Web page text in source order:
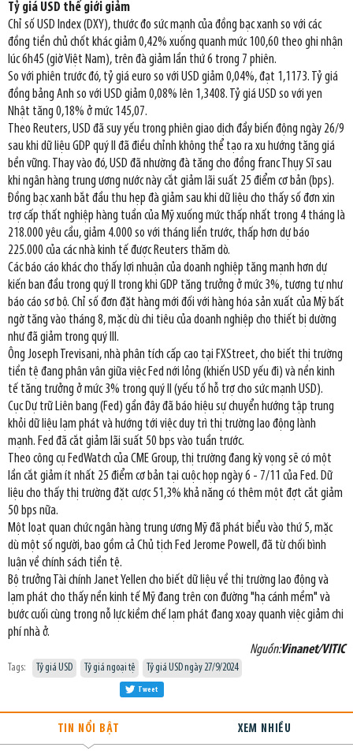
Tỷ giá USD thế giới giảm
Chỉ số USD Index (DXY), thước đo sức mạnh của đồng bạc xanh so với các
đồng tiền chủ chốt khác giảm 0,42% xuống quanh mức 100,60 theo ghi nhận
lúc 6h45 (giờ Việt Nam), trên đà giảm lần thứ 6 trong 7 phiên.
So với phiên trước đó, tỷ giá euro so với USD giảm 0,04%, đạt 1,1173. Tỷ giá
đồng bảng Anh so với USD giảm 0,08% lên 1,3408. Tỷ giá USD so với yen
Nhật tăng 0,18% ở mức 145,07.
Theo Reuters, USD đã suy yếu trong phiên giao dịch đầy biến động ngày 26/9
sau khi dữ liệu GDP quý II đã điều chỉnh không thể tạo ra xu hướng tăng giá
bền vững. Thay vào đó, USD đã nhường đà tăng cho đồng franc Thụy Sĩ sau
khi ngân hàng trung ương nước này cắt giảm lãi suất 25 điểm cơ bản (bps).
Đồng bạc xanh bắt đầu thu hẹp đà giảm sau khi dữ liệu cho thấy số đơn xin
trợ cấp thất nghiệp hàng tuần của Mỹ xuống mức thấp nhất trong 4 tháng là
218.000 yêu cầu, giảm 4.000 so với tháng liền trước, thấp hơn dự báo
225.000 của các nhà kinh tế được Reuters thăm dò.
Các báo cáo khác cho thấy lợi nhuận của doanh nghiệp tăng mạnh hơn dự
kiến ban đầu trong quý II trong khi GDP tăng trưởng ở mức 3%, tương tự như
báo cáo sơ bộ. Chỉ số đơn đặt hàng mới đối với hàng hóa sản xuất của Mỹ bất
ngờ tăng vào tháng 8, mặc dù chi tiêu của doanh nghiệp cho thiết bị dường
như đã giảm trong quý III.
Ông Joseph Trevisani, nhà phân tích cấp cao tại FXStreet, cho biết thị trường
tiền tệ đang phân vân giữa việc Fed nới lỏng (khiến USD yếu đi) và nền kinh
tế tăng trưởng ở mức 3% trong quý II (yếu tố hỗ trợ cho sức mạnh USD).
Cục Dự trữ Liên bang (Fed) gần đây đã báo hiệu sự chuyển hướng tập trung
khỏi dữ liệu lạm phát và hướng tới việc duy trì thị trường lao động lành
mạnh. Fed đã cắt giảm lãi suất 50 bps vào tuần trước.
Theo công cụ FedWatch của CME Group, thị trường đang kỳ vọng sẽ có một
lần cắt giảm ít nhất 25 điểm cơ bản tại cuộc họp ngày 6 - 7/11 của Fed. Dữ
liệu cho thấy thị trường đặt cược 51,3% khả năng có thêm một đợt cắt giảm
50 bps nữa.
Một loạt quan chức ngân hàng trung ương Mỹ đã phát biểu vào thứ 5, mặc
dù một số người, bao gồm cả Chủ tịch Fed Jerome Powell, đã từ chối bình
luận về chính sách tiền tệ.
Bộ trưởng Tài chính Janet Yellen cho biết dữ liệu về thị trường lao động và
lạm phát cho thấy nền kinh tế Mỹ đang trên con đường "hạ cánh mềm" và
bước cuối cùng trong nỗ lực kiềm chế lạm phát đang xoay quanh việc giảm chi
phí nhà ở.
Nguồn:Vinanet/VITIC
Tags: Tỷ giá USD Tỷ giá ngoại tệ Tỷ giá USD ngày 27/9/2024
Tweet
TIN NỔI BẬT XEM NHIỀU